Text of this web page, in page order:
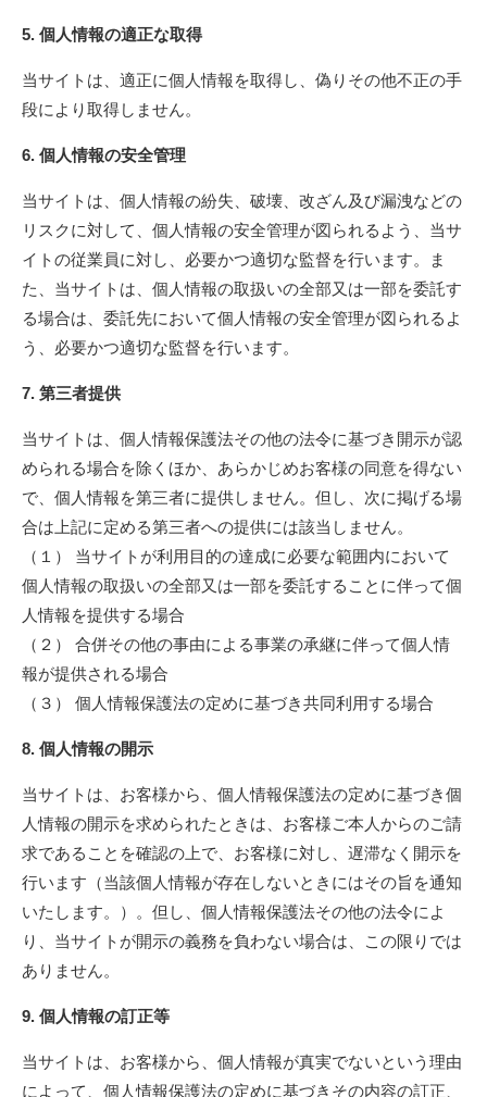
5. 個人情報の適正な取得
当サイトは、適正に個人情報を取得し、偽りその他不正の手
段により取得しません。
6. 個人情報の安全管理
当サイトは、個人情報の紛失、破壊、改ざん及び漏洩などの
リスクに対して、個人情報の安全管理が図られるよう、当サ
イトの従業員に対し、必要かつ適切な監督を行います。ま
た、当サイトは、個人情報の取扱いの全部又は一部を委託す
る場合は、委託先において個人情報の安全管理が図られるよ
う、必要かつ適切な監督を行います。
7. 第三者提供
当サイトは、個人情報保護法その他の法令に基づき開示が認
められる場合を除くほか、あらかじめお客様の同意を得ない
で、個人情報を第三者に提供しません。但し、次に掲げる場
合は上記に定める第三者への提供には該当しません。
（１） 当サイトが利用目的の達成に必要な範囲内において
個人情報の取扱いの全部又は一部を委託することに伴って個
人情報を提供する場合
（２） 合併その他の事由による事業の承継に伴って個人情
報が提供される場合
（３） 個人情報保護法の定めに基づき共同利用する場合
8. 個人情報の開示
当サイトは、お客様から、個人情報保護法の定めに基づき個
人情報の開示を求められたときは、お客様ご本人からのご請
求であることを確認の上で、お客様に対し、遅滞なく開示を
行います（当該個人情報が存在しないときにはその旨を通知
いたします。）。但し、個人情報保護法その他の法令によ
り、当サイトが開示の義務を負わない場合は、この限りでは
ありません。
9. 個人情報の訂正等
当サイトは、お客様から、個人情報が真実でないという理由
によって、個人情報保護法の定めに基づきその内容の訂正、